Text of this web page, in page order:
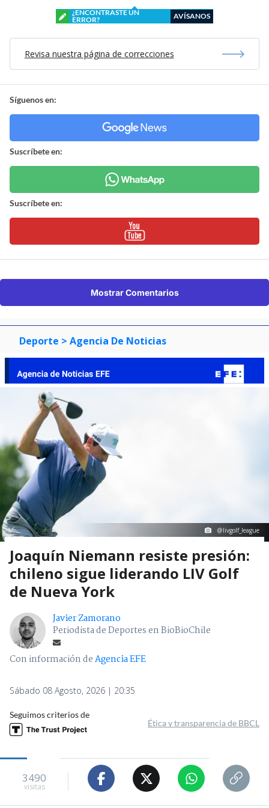
¿ENCONTRASTE UN
ERROR?
AVÍSANOS
Revisa nuestra página de correcciones
Síguenos en:
Suscríbete en:
Suscríbete en:
Mostrar Comentarios
Deporte > Agencia De Noticias
@livgolf_league
Joaquín Niemann resiste presión:
chileno sigue liderando LIV Golf
de Nueva York
Javier Zamorano
Periodista de Deportes en BioBioChile
Con información deAgencia EFE
Sábado 08 Agosto, 2026 | 20:35
Seguimos criterios de
Ética y transparencia de BBCL
3490
visitas